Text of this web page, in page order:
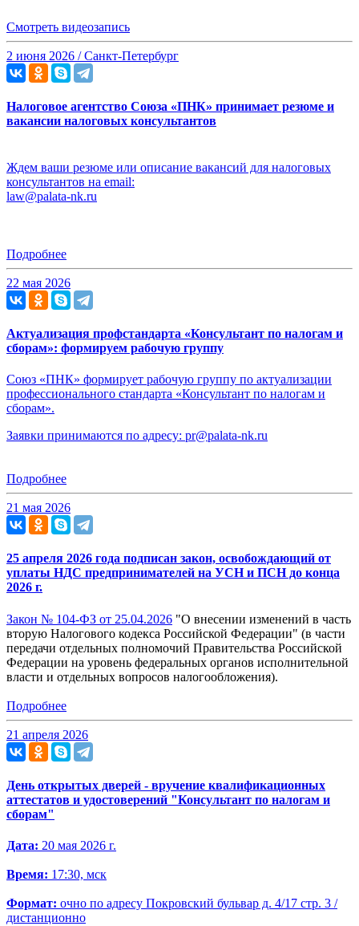
Смотреть видеозапись
2 июня 2026 / Санкт-Петербург
Налоговое агентство Союза «ПНК» принимает резюме и
вакансии налоговых консультантов
Ждем ваши резюме или описание вакансий для налоговых
консультантов на email:
law@palata-nk.ru
Подробнее
22 мая 2026
Актуализация профстандарта «Консультант по налогам и
сборам»: формируем рабочую группу
Союз «ПНК» формирует рабочую группу по актуализации
профессионального стандарта «Консультант по налогам и
сборам».
Заявки принимаются по адресу: pr@palata-nk.ru
Подробнее
21 мая 2026
25 апреля 2026 года подписан закон, освобождающий от
уплаты НДС предпринимателей на УСН и ПСН до конца
2026 г.
Закон № 104-ФЗ от 25.04.2026 "О внесении изменений в часть
вторую Налогового кодекса Российской Федерации" (в части
передачи отдельных полномочий Правительства Российской
Федерации на уровень федеральных органов исполнительной
власти и отдельных вопросов налогообложения).
Подробнее
21 апреля 2026
День открытых дверей - вручение квалификационных
аттестатов и удостоверений "Консультант по налогам и
сборам"
Дата: 20 мая 2026 г.
Время: 17:30, мск
Формат: очно по адресу Покровский бульвар д. 4/17 стр. 3 /
дистанционно